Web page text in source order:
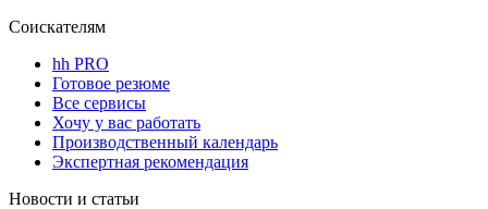
Соискателям
hh PRO
Готовое резюме
Все сервисы
Хочу у вас работать
Производственный календарь
Экспертная рекомендация
Новости и статьи